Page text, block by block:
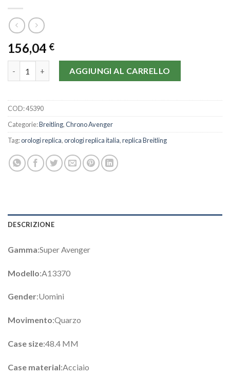
156,04 €
AGGIUNGI AL CARRELLO
COD:45390
Categorie:Breitling,Chrono Avenger
Tag:orologi replica,orologi replica italia,replica Breitling
DESCRIZIONE
Gamma:Super Avenger
Modello:A13370
Gender:Uomini
Movimento:Quarzo
Case size:48.4 MM
Case material:Acciaio